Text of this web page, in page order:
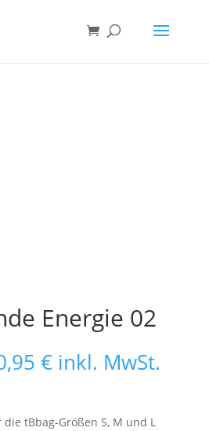
Energie 02
€Preisspanne:
19,95 €
20,95 €
inkl. MwSt.
tBbag-Größen S, M und L